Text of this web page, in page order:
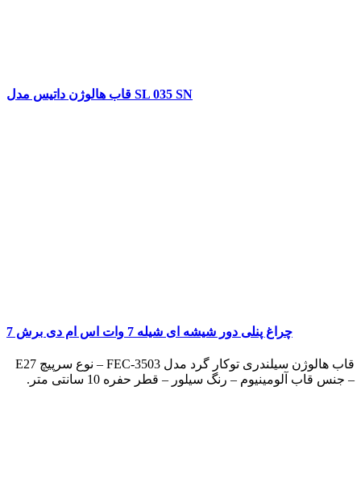
قاب هالوژن داتیس مدل SL 035 SN
چراغ پنلی دور شیشه ای شیله 7 وات اس ام دی برش 7
قاب هالوژن سیلندری توکار گرد مدل FEC-3503 – نوع سرپیچ E27
– جنس قاب آلومینیوم – رنگ سیلور – قطر حفره 10 سانتی متر.